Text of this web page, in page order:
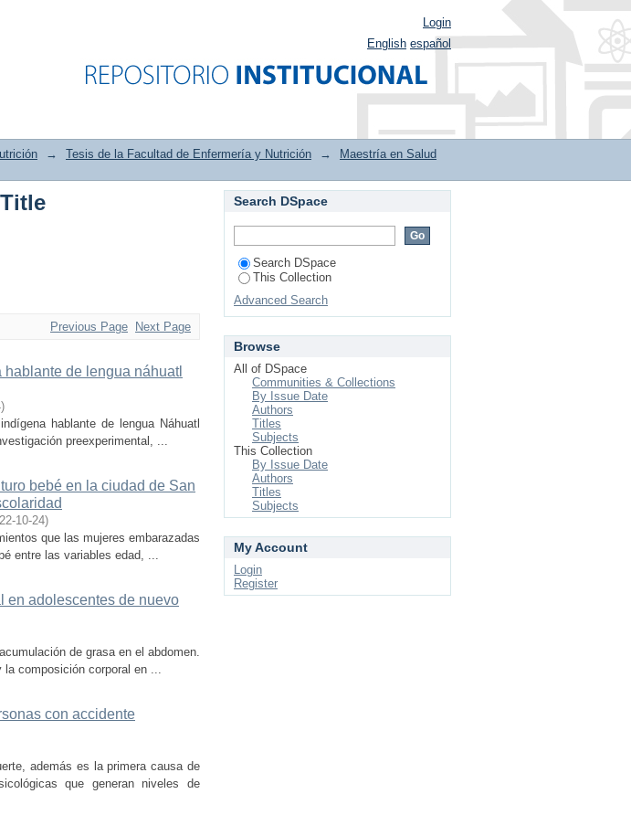
Login
English español
→ Tesis de la Facultad de Enfermería y Nutrición →
Maestría en Salud
Previous Page Next Page
de lengua náhuatl
)
hablante de lengua Náhuatl
preexperimental, ...
bebé en la ciudad de San
10-24)
que las mujeres embarazadas
entre las variables edad, ...
en adolescentes de nuevo
de grasa en el abdomen.
composición corporal en ...
con accidente
además es la primera causa de
que generan niveles de
Search DSpace
Search DSpace
This Collection
Advanced Search
Browse
All of DSpace
Communities & Collections
By Issue Date
Authors
Titles
Subjects
This Collection
By Issue Date
Authors
Titles
Subjects
My Account
Login
Register